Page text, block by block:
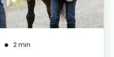
2 min